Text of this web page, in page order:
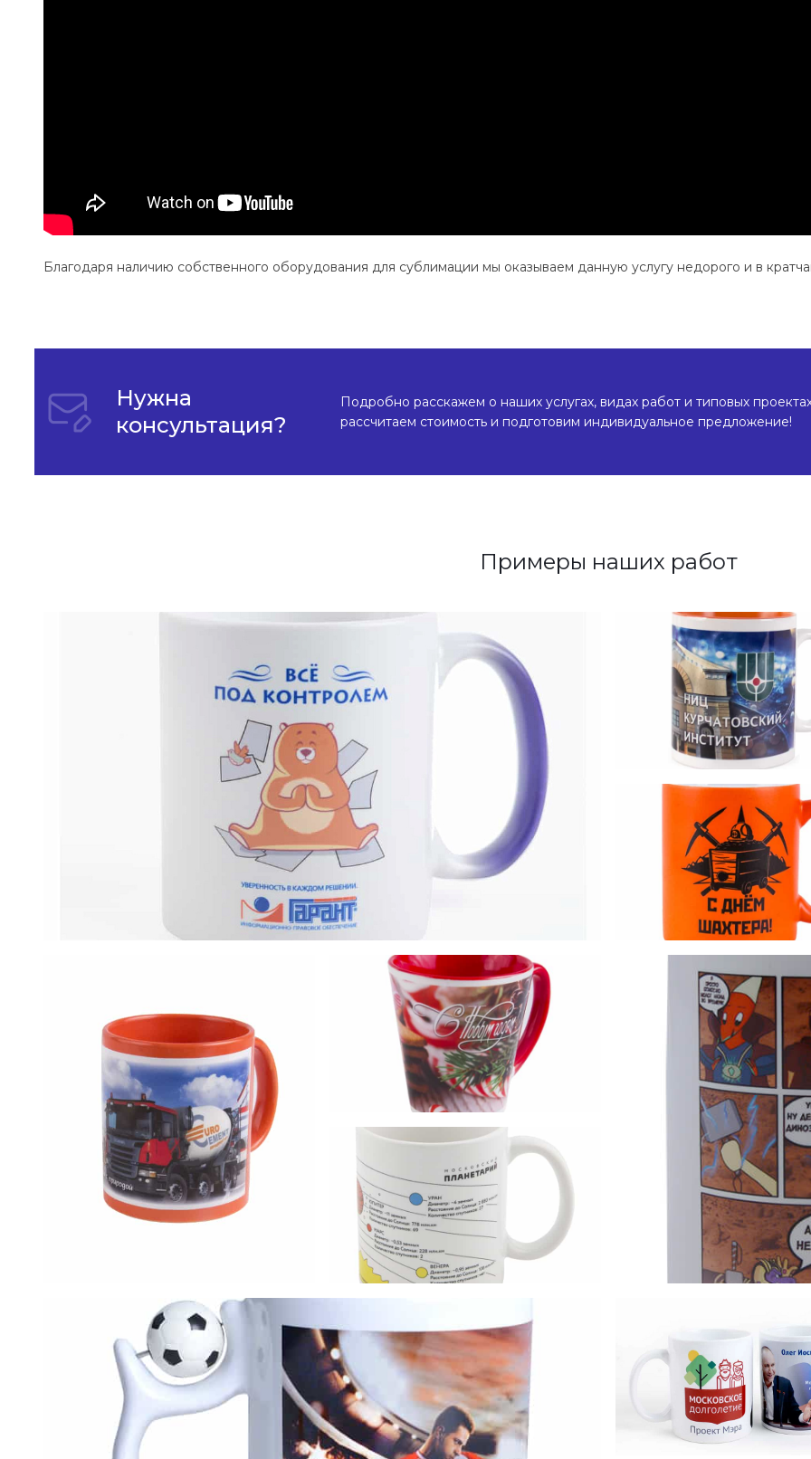
Благодаря наличию собственного оборудования для сублимации мы оказываем данную услугу недорого и в
Нужна
консультация?
Подробно расскажем о наших услугах, видах работ и типовых
рассчитаем стоимость и подготовим индивидуальное предложение!
Примеры наших работ